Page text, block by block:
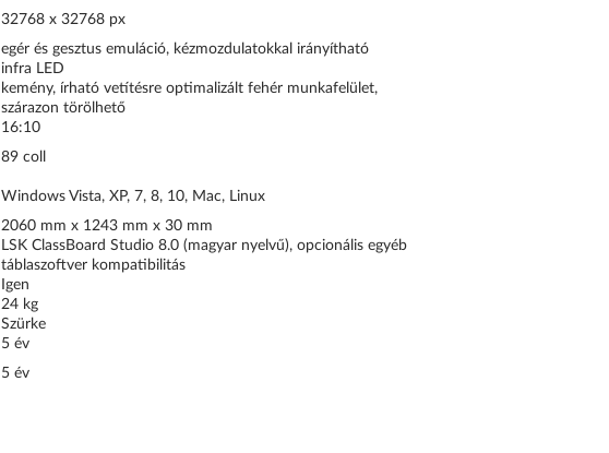
32768 x 32768 px
egér és gesztus emuláció, kézmozdulatokkal irányítható
infra LED
kemény, írható vetítésre optimalizált fehér munkafelület,
szárazon törölhető
16:10
89 coll
Windows Vista, XP, 7, 8, 10, Mac, Linux
2060 mm x 1243 mm x 30 mm
LSK ClassBoard Studio 8.0 (magyar nyelvű), opcionális egyéb
táblaszoftver kompatibilitás
Igen
24 kg
Szürke
5 év
5 év